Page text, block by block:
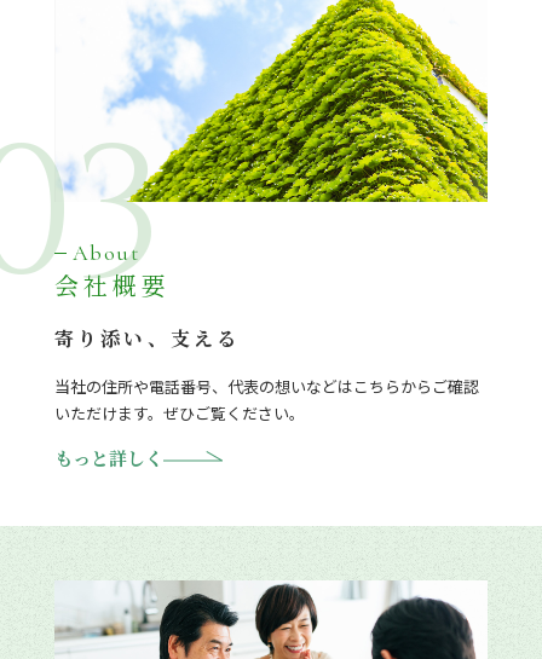
About
会社概要
寄り添い、支える
当社の住所や電話番号、代表の想いなどはこちらからご確認
いただけます。ぜひご覧ください。
もっと詳しく